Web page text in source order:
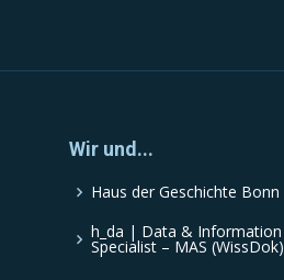
Wir und...
Haus der Geschichte Bonn
h_da | Data & Information
Specialist – MAS (WissDok)